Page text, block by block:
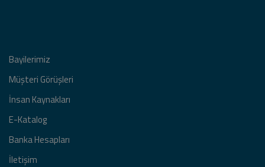
Bayilerimiz
Müşteri Görüşleri
İnsan Kaynakları
E-Katalog
Banka Hesapları
İletişim